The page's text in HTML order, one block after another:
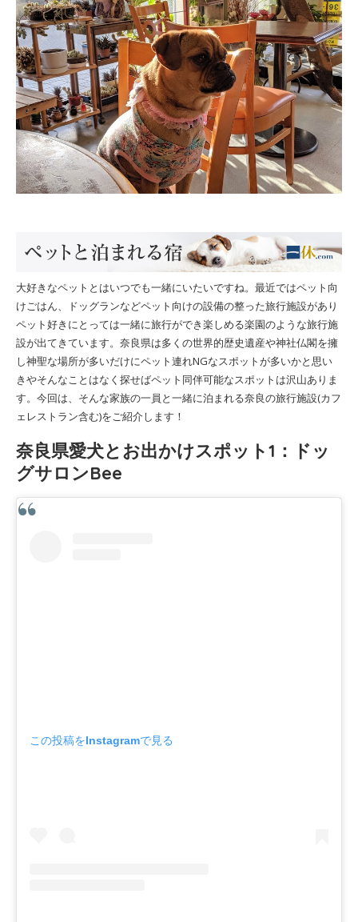
大好きなペットとはいつでも一緒にいたいですね。最近ではペット向
けごはん、ドッグランなどペット向けの設備の整った旅行施設があり
ペット好きにとっては一緒に旅行ができ楽しめる楽園のような旅行施
設が出てきています。奈良県は多くの世界的歴史遺産や神社仏閣を擁
し神聖な場所が多いだけにペット連れNGなスポットが多いかと思い
きやそんなことはなく探せばペット同伴可能なスポットは沢山ありま
す。今回は、そんな家族の一員と一緒に泊まれる奈良の旅行施設(カフ
ェレストラン含む)をご紹介します！
奈良県愛犬とお出かけスポット1：ドッ
グサロンBee
この投稿をInstagramで見る